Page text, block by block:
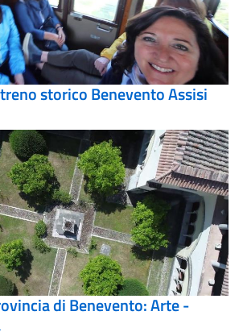
storico Benevento Assisi
di Benevento: Arte -